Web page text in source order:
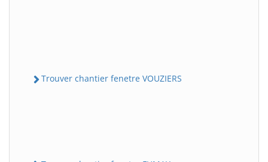
Trouver chantier fenetre VOUZIERS